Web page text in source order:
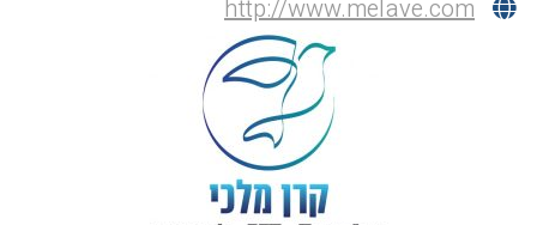
http://www.melave.com